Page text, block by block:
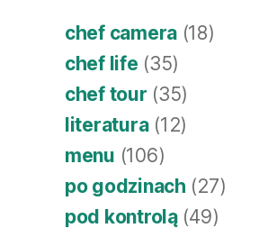
chef camera (18)
chef life (35)
chef tour (35)
literatura(12)
menu (106)
po godzinach (27)
pod kontrolą(49)